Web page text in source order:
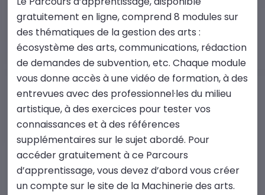
gratuitement en ligne, comprend 8 modules sur
des thématiques de la gestion des arts :
écosystème des arts, communications, rédaction
de demandes de subvention, etc. Chaque module
vous donne accès à une vidéo de formation, à des
entrevues avec des professionnel·les du milieu
artistique, à des exercices pour tester vos
connaissances et à des références
supplémentaires sur le sujet abordé. Pour
accéder gratuitement à ce Parcours
d’apprentissage, vous devez d’abord vous créer
un compte sur le site de la Machinerie des arts.